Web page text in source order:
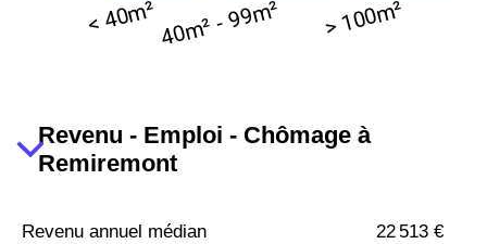
Revenu - Emploi - Chômage à
Remiremont
Revenu annuel médian 22 513 €